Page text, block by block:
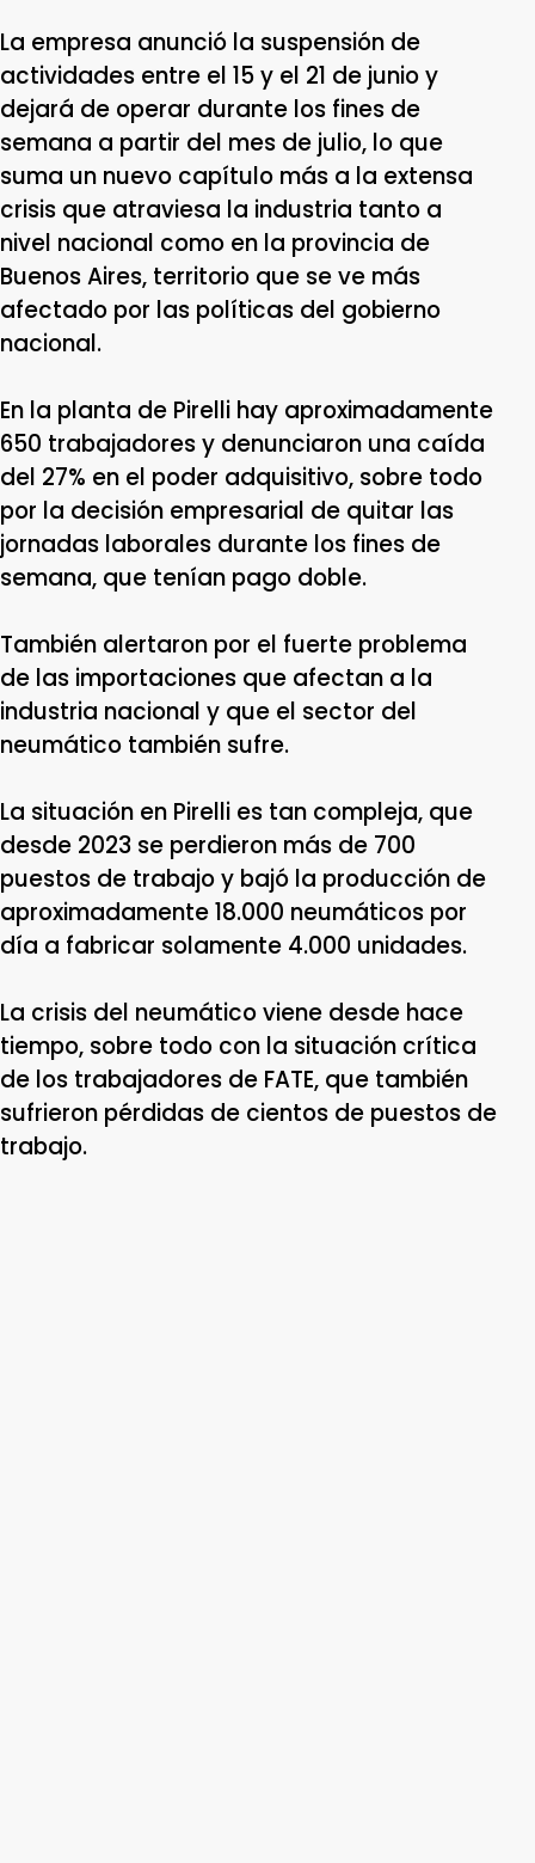
La empresa anunció la suspensión de
actividades entre el 15 y el 21 de junio y
dejará de operar durante los fines de
semana a partir del mes de julio, lo que
suma un nuevo capítulo más a la extensa
crisis que atraviesa la industria tanto a
nivel nacional como en la provincia de
Buenos Aires, territorio que se ve más
afectado por las políticas del gobierno
nacional.
En la planta de Pirelli hay aproximadamente
650 trabajadores y denunciaron una caída
del 27% en el poder adquisitivo, sobre todo
por la decisión empresarial de quitar las
jornadas laborales durante los fines de
semana, que tenían pago doble.
También alertaron por el fuerte problema
de las importaciones que afectan a la
industria nacional y que el sector del
neumático también sufre.
La situación en Pirelli es tan compleja, que
desde 2023 se perdieron más de 700
puestos de trabajo y bajó la producción de
aproximadamente 18.000 neumáticos por
día a fabricar solamente 4.000 unidades.
La crisis del neumático viene desde hace
tiempo, sobre todo con la situación crítica
de los trabajadores de FATE, que también
sufrieron pérdidas de cientos de puestos de
trabajo.